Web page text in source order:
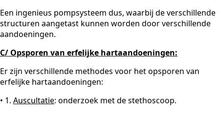
Een ingenieus pompsysteem dus, waarbij de verschillende
structuren aangetast kunnen worden door verschillende
aandoeningen.
C/ Opsporen van erfelijke hartaandoeningen:
Er zijn verschillende methodes voor het opsporen van
erfelijke hartaandoeningen:
• 1. Auscultatie: onderzoek met de stethoscoop.